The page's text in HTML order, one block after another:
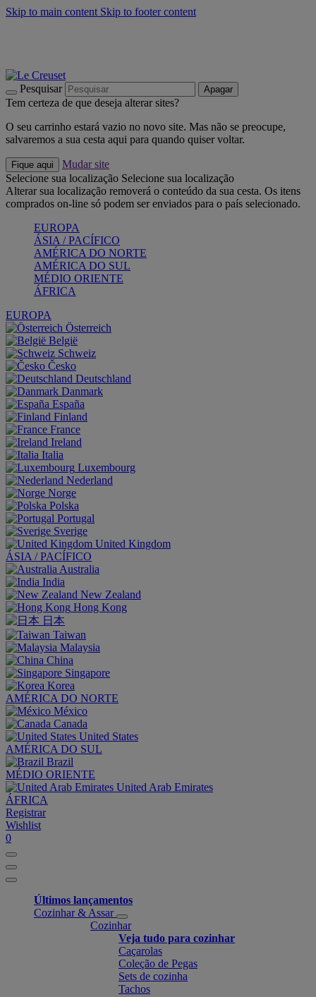
Skip to main content Skip to footer content
Pesquisar Apagar
Tem certeza de que deseja alterar sites?
O seu carrinho estará vazio no novo site. Mas não se preocupe,
salvaremos a sua cesta aqui para quando quiser voltar.
Fique aqui
Mudar site
Selecione sua localização Selecione sua localização
Alterar sua localização removerá o conteúdo da sua cesta. Os itens
comprados on-line só podem ser enviados para o país selecionado.
EUROPA
ÁSIA / PACÍFICO
AMÉRICA DO NORTE
AMÉRICA DO SUL
MÉDIO ORIENTE
ÁFRICA
EUROPA
Österreich
België
Schweiz
Česko
Deutschland
Danmark
España
Finland
France
Ireland
Italia
Luxembourg
Nederland
Norge
Polska
Portugal
Sverige
United Kingdom
ÁSIA / PACÍFICO
Australia
India
New Zealand
Hong Kong
日本
Taiwan
Malaysia
China
Singapore
Korea
AMÉRICA DO NORTE
México
Canada
United States
AMÉRICA DO SUL
Brazil
MÉDIO ORIENTE
United Arab Emirates
ÁFRICA
Registrar
Wishlist
0
Últimos lançamentos
Cozinhar & Assar
Cozinhar
Veja tudo para cozinhar
Caçarolas
Coleção de Pegas
Sets de cozinha
Tachos